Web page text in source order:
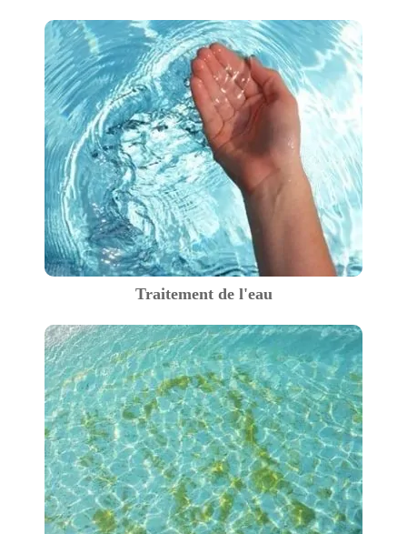
Traitement de l'eau